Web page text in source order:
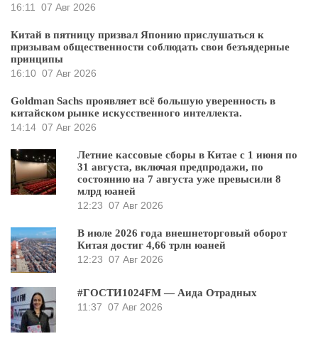
16:11 07 Авг 2026
Китай в пятницу призвал Японию прислушаться к
призывам общественности соблюдать свои безъядерные
принципы
16:10 07 Авг 2026
Goldman Sachs проявляет всё большую уверенность в
китайском рынке искусственного интеллекта.
14:14 07 Авг 2026
Летние кассовые сборы в Китае с 1 июня по
31 августа, включая предпродажи, по
состоянию на 7 августа уже превысили 8
млрд юаней
12:23 07 Авг 2026
В июле 2026 года внешнеторговый оборот
Китая достиг 4,66 трлн юаней
12:23 07 Авг 2026
#ГОСТИ1024FM — Аида Отрадных
11:37 07 Авг 2026